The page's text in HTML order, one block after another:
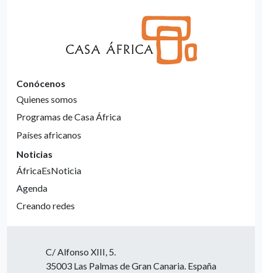
Conócenos
Quienes somos
Programas de Casa África
Países africanos
Noticias
ÁfricaEsNoticia
Agenda
Creando redes
C/ Alfonso XIII, 5.
35003 Las Palmas de Gran Canaria. España